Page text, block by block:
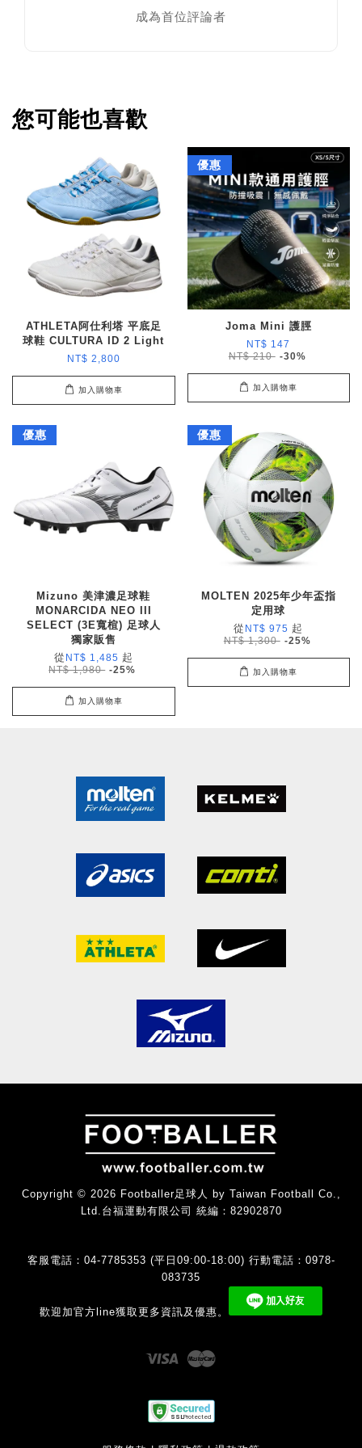
成為首位評論者
您可能也喜歡
ATHLETA阿仕利塔 平底足
球鞋 CULTURA ID 2 Light
NT$ 2,800
加入購物車
優惠
Joma Mini 護脛
NT$ 147
NT$ 210 -30%
加入購物車
優惠
Mizuno 美津濃足球鞋
MONARCIDA NEO III
SELECT (3E寬楦) 足球人
獨家販售
從 NT$ 1,485 起
NT$ 1,980 -25%
加入購物車
優惠
MOLTEN 2025年少年盃指
定用球
從 NT$ 975 起
NT$ 1,300 -25%
加入購物車
Copyright © 2026 Footballer足球人 by Taiwan Football Co.,
Ltd.台福運動有限公司 統編：82902870
客服電話：04-7785353 (平日09:00-18:00) 行動電話：0978-
083735
歡迎加官方line獲取更多資訊及優惠。
Visa